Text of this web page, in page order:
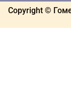
Copyright ©